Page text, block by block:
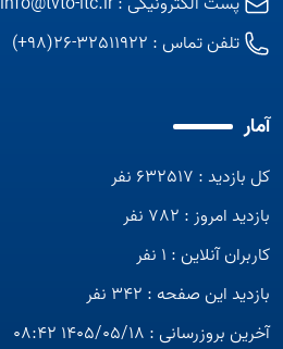
تلفن تماس : 32511922-26(98+)
آمار
کل بازدید : 632517 نفر
بازدید امروز : 782 نفر
کاربران آنلاین : 1 نفر
بازدید این صفحه : 342 نفر
آخرین بروزرسانی : 1405/05/18 08:42